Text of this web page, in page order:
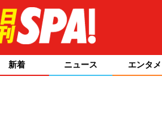
新着 ニュース エンタメ